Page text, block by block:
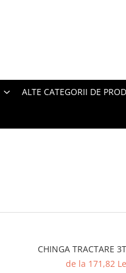
ALTE CATEGORII DE
de la 171,82